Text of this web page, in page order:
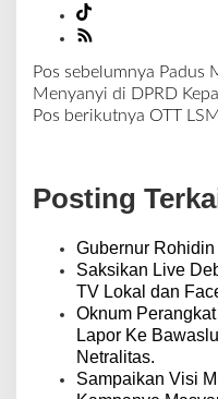
N
a
g
a
Pos sebelumnya Padus
Menyanyi di DPRD
Pos berikutnya OTT
Posting
Gubernur Rohidin
Saksikan Live
TV Lokal dan
Oknum
Lapor Ke
Netralitas.
Sampaikan Visi